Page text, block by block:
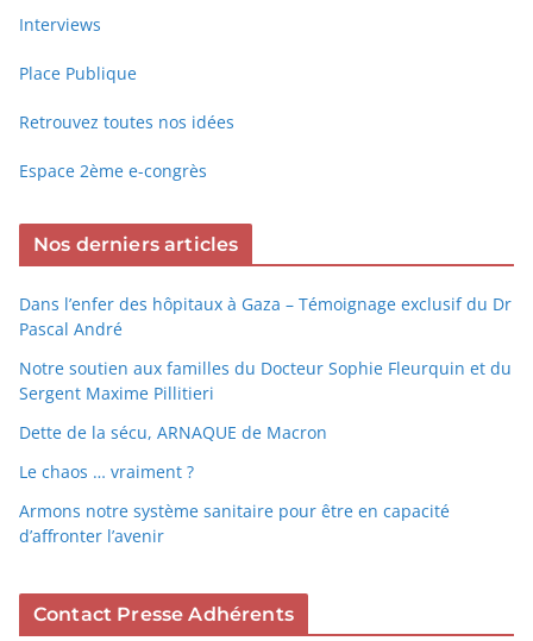
Interviews
Place Publique
Retrouvez toutes nos idées
Espace 2ème e-congrès
Nos derniers articles
Dans l’enfer des hôpitaux à Gaza – Témoignage exclusif du Dr
Pascal André
Notre soutien aux familles du Docteur Sophie Fleurquin et du
Sergent Maxime Pillitieri
Dette de la sécu, ARNAQUE de Macron
Le chaos … vraiment ?
Armons notre système sanitaire pour être en capacité
d’affronter l’avenir
Contact Presse Adhérents